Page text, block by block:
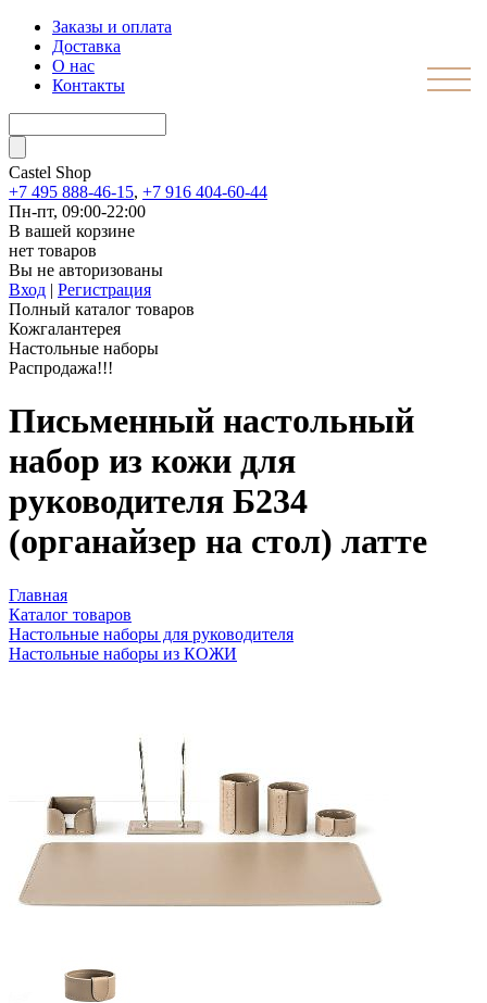
Заказы и оплата
Доставка
О нас
Контакты
Castel Shop
+7 495 888-46-15, +7 916 404-60-44
Пн-пт, 09:00-22:00
В вашей корзине
нет товаров
Вы не авторизованы
Вход | Регистрация
Полный каталог товаров
Кожгалантерея
Настольные наборы
Распродажа!!!
Письменный настольный
набор из кожи для
руководителя Б234
(органайзер на стол) латте
Главная
Каталог товаров
Настольные наборы для руководителя
Настольные наборы из КОЖИ